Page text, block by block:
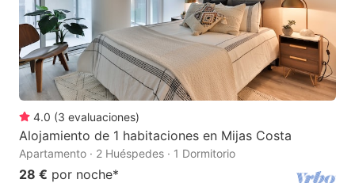
4.0 (3 evaluaciones)
Alojamiento de 1 habitaciones en Mijas Costa
Apartamento · 2 Huéspedes · 1 Dormitorio
28 € por noche*